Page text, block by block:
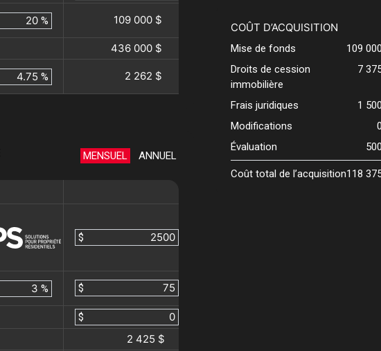
% 109 000 $
436 000 $
% 2 262 $
MENSUEL ANNUEL
$
% $
$
2 425 $
COÛT D’ACQUISITION
Mise de fonds
109
Droits de cession
immobilière
7
Frais juridiques
1
Modifications
Évaluation
Coût total de l’acquisition118